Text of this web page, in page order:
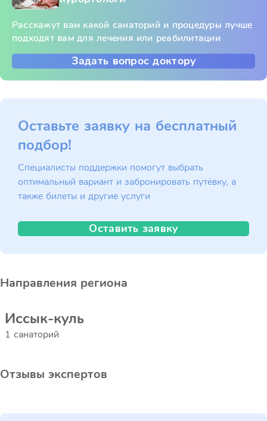
Расскажут вам какой санаторий и процедуры лучше
подходят вам для лечения или реабилитации
Задать вопрос доктору
Оставьте заявку на бесплатный
подбор!
Специалисты поддержки помогут выбрать
оптимальный вариант и забронировать путёвку, а
также билеты и другие услуги
Оставить заявку
Направления региона
Иссык-куль
1 санаторий
Отзывы экспертов